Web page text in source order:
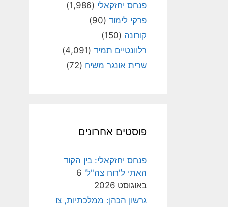
פנחס יחזקאלי (1,986)
פרקי לימוד (90)
קורונה (150)
רלוונטיים תמיד (4,091)
שרית אונגר משיח (72)
פוסטים אחרונים
פנחס יחזקאלי: בין הקוד
האתי ל'רוח צה"ל' 6
באוגוסט 2026
גרשון הכהן: ממלכתיות, צו